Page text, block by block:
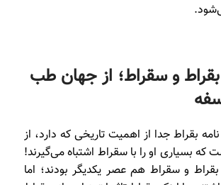
و سقراط؛ از جهان طب
بقراط جدا از اهمیت تاریخی که دارد، از
بسیاری او را با سقراط اشتباه می‌گیرند!
و سقراط هم عصر یکدیگر بودند؛ اما